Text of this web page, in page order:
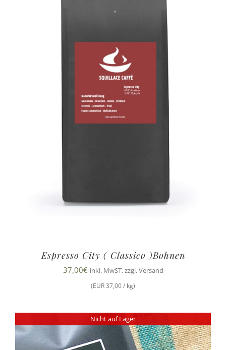
Espresso City ( Classico )Bohnen
37,00€ inkl. MwST. zzgl. Versand
(EUR 37,00 / kg)
Nicht auf Lager